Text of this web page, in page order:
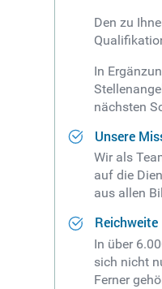
Den zu
In
nächsten
Unsere
Wir als
auf die
aus allen
Reichweite
In über
sich nicht
Ferner